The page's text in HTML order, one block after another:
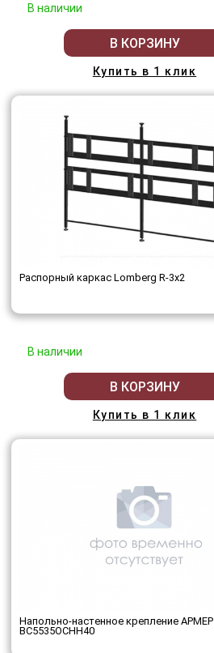
В наличии
В КОРЗИНУ
Купить в 1 клик
Распорный каркас Lomberg R-3х2
В наличии
В КОРЗИНУ
Купить в 1 клик
Напольно-настенное крепление АРМЕР
ВС5535ОСНН40